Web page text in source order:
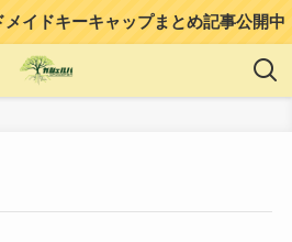
イドキーキャップまとめ記事公開中